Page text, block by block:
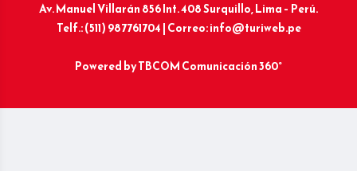
Av. Manuel Villarán 856 Int. 408 Surquillo, Lima – Perú.
Telf.: (511) 987761704 | Correo: info@turiweb.pe
Powered byTBCOM Comunicación 360°